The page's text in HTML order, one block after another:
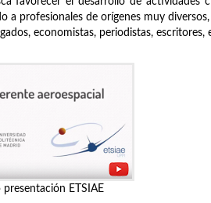
a profesionales de orígenes muy
economistas, periodistas, escritores,
presentación ETSIAE